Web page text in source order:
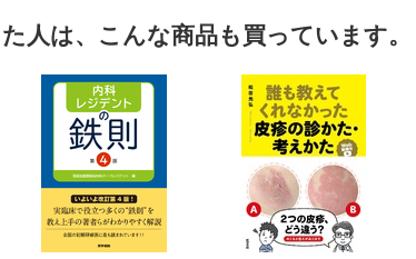
人は、こんな商品も買っています。